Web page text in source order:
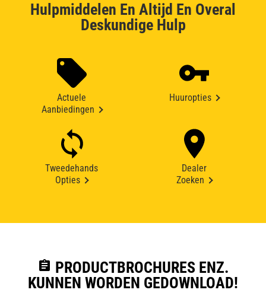
Hulpmiddelen En Altijd En Overal
Deskundige Hulp
Actuele
Aanbiedingen
Huuropties
Tweedehands
Opties
Dealer
Zoeken
assignment PRODUCTBROCHURES ENZ.
KUNNEN WORDEN GEDOWNLOAD!